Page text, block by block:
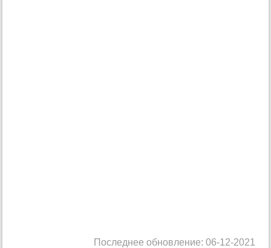
Последнее обновление: 06-12-2021